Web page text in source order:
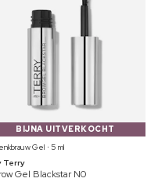
BIJNA UITVERKOCHT
Gel ⋅ 5 ml
Terry
Gel Blackstar N0